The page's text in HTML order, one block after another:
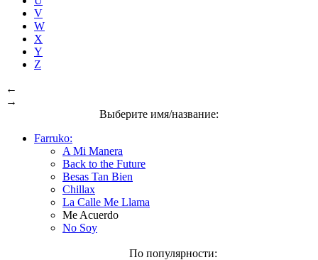
V
W
X
Y
Z
←
→
Выберите имя/название:
Farruko:
A Mi Manera
Back to the Future
Besas Tan Bien
Chillax
La Calle Me Llama
Me Acuerdo
No Soy
По популярности: